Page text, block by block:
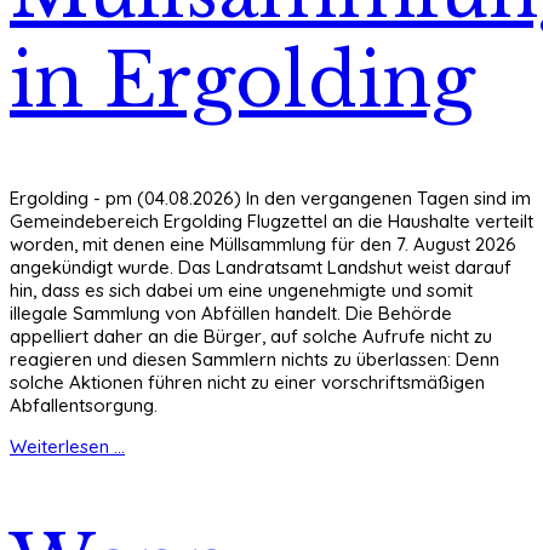
in Ergolding
Ergolding - pm (04.08.2026) In den vergangenen Tagen sind im
Gemeindebereich Ergolding Flugzettel an die Haushalte verteilt
worden, mit denen eine Müllsammlung für den 7. August 2026
angekündigt wurde. Das Landratsamt Landshut weist darauf
hin, dass es sich dabei um eine ungenehmigte und somit
illegale Sammlung von Abfällen handelt. Die Behörde
appelliert daher an die Bürger, auf solche Aufrufe nicht zu
reagieren und diesen Sammlern nichts zu überlassen: Denn
solche Aktionen führen nicht zu einer vorschriftsmäßigen
Abfallentsorgung.
Weiterlesen ...